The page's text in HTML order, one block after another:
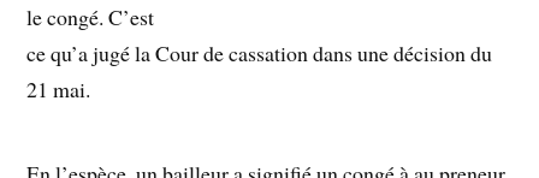
le congé. C’est
ce qu’a jugé la Cour de cassation dans une décision du
21 mai.